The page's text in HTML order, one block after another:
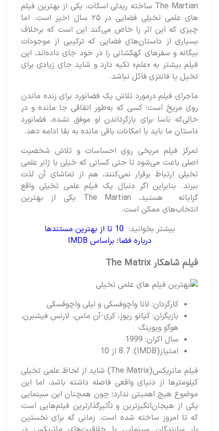
The Martian ساخته‌ ریدلی اسکات، یکی از بهترین فیلم
های علمی تخیلی فضایی در ۲۵ سال اخیر است. اما
چیزی که این اثر را خاص می‌کند این است که برخلاف
بسیاری از داستان‌های فضایی که ترکیبی از موجودات
بیگانه و سفرهای کهکشانی را در خود جای داده‌اند، این
فیلم بیشتر به «علم» تکیه دارد و شاید جای زیادی برای
تخیل یا فانتزی فائل نباشد.
ماجرای فیلم درمورد تلاش یک فضانورد برای زنده‌ ماندن
روی مریخ است؛ کسی که به‌طور اتفاقی جا مانده و در
حالی‌که ناسا برای بازگرداندن او موفق نشده، فضانورد
داستان ما باید با امکانات باقی مانده به بقا ادامه دهد.
تمرکز فیلم مریخی روی احساسات و تلاش شخصیت
اصلی باعث می‌شود تا حتی کسانی که خیلی با ژانر علمی‌
تخیلی ارتباط برقرار نمی‌کنند، هم از تماشای آن لذت
ببرند. بنابراین اگر دنبال یک فیلم علمی‌ تخیلی واقع‌
گرایانه هستید، The Martian یکی از بهترین
انتخاب‌های ممکن است.
بیشتر بخوانید:
10 تا از بهترین مستندها
درباره فضا؛ براساس IMDB
فیلم شاهکار The Matrix
کارگردان: لانا واچوفسکی و لیلی واچوفسکی
بازیگران: کیانو ریوز، کری-آن ماس، لارنس فیشبرن،
هوگو ویوینگ
سال اکران: 1999
امتیاز(IMDB): 8.7 از 10
فیلم ماتریکس(The Matrix) شاید از لحاظ علمی‌ تخیلی
کیلومترها از دنیای واقعی فاصله داشته باشد، اما این
موضوع هیچ اهمیتی ندارد؛ چون همچنان این سینمایی
یکی از هیجان‌انگیزترین و تأثیرگذارترین فیلم‌هایی است
که تا امروز ساخته شده است. زمانی که برای نخستین